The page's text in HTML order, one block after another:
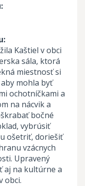
Kaštiel v obci
sála, ktorá
miestnosť si
mohla byť
ochotníčkami a
na nácvik a
bočné
vybrúsiť
ošetriť, doriešiť
vzácnych
Upravený
aj na kultúrne a
obci.